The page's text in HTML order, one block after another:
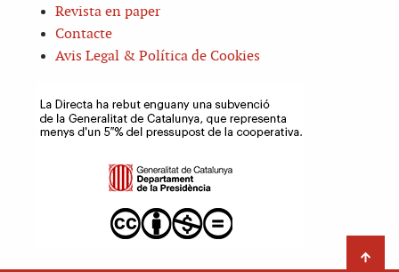
Revista en paper
Contacte
Avis Legal & Política de Cookies